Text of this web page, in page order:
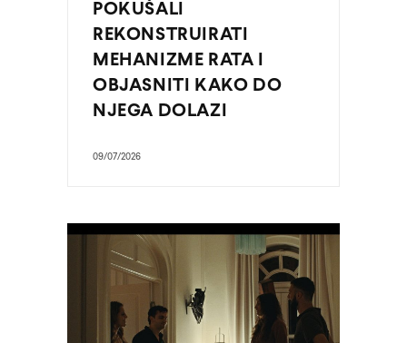
POKUŠALI
REKONSTRUIRATI
MEHANIZME RATA I
OBJASNITI KAKO DO
NJEGA DOLAZI
09/07/2026